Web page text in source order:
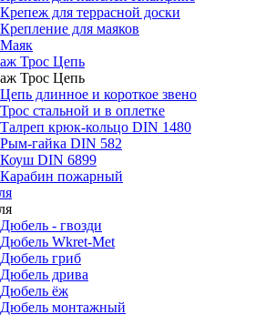
Крепеж для террасной доски
Крепление для маяков
Маяк
Трос Цепь
Трос Цепь
Цепь длинное и короткое звено
Трос стальной и в оплетке
Талреп крюк-кольцо DIN 1480
Рым-гайка DIN 582
Коуш DIN 6899
Карабин пожарный
Дюбель - гвозди
Дюбель Wkret-Met
Дюбель гриб
Дюбель дрива
Дюбель ёж
Дюбель монтажный